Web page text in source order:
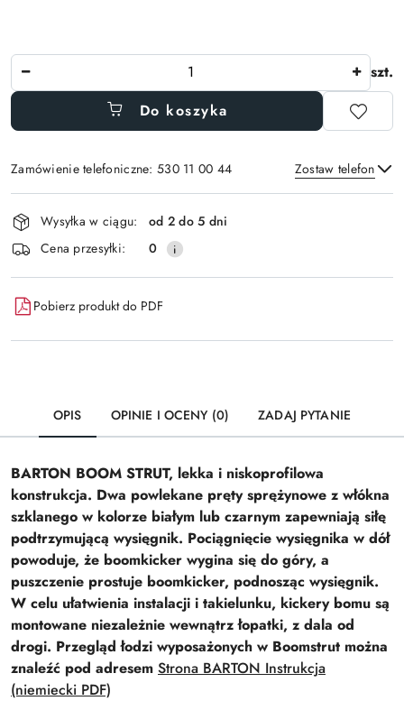
Ilość
szt.
Do koszyka
Zamówienie telefoniczne: 530 11 00 44 Zostaw telefon
Wyślij
Dostępność
i
dostawa
Wysyłka w ciągu:
od 2 do 5 dni
Cena przesyłki:
0
Pobierz produkt do PDF
OPIS OPINIE I OCENY (0) ZADAJ PYTANIE
BARTON BOOM STRUT, lekka i niskoprofilowa
konstrukcja. Dwa powlekane pręty sprężynowe z włókna
szklanego w kolorze białym lub czarnym zapewniają siłę
podtrzymującą wysięgnik. Pociągnięcie wysięgnika w dół
powoduje, że boomkicker wygina się do góry, a
puszczenie prostuje boomkicker, podnosząc wysięgnik.
W celu ułatwienia instalacji i takielunku, kickery bomu są
montowane niezależnie wewnątrz łopatki, z dala od
drogi. Przegląd łodzi wyposażonych w Boomstrut można
znaleźć pod adresem Strona BARTON Instrukcja
(niemiecki PDF)